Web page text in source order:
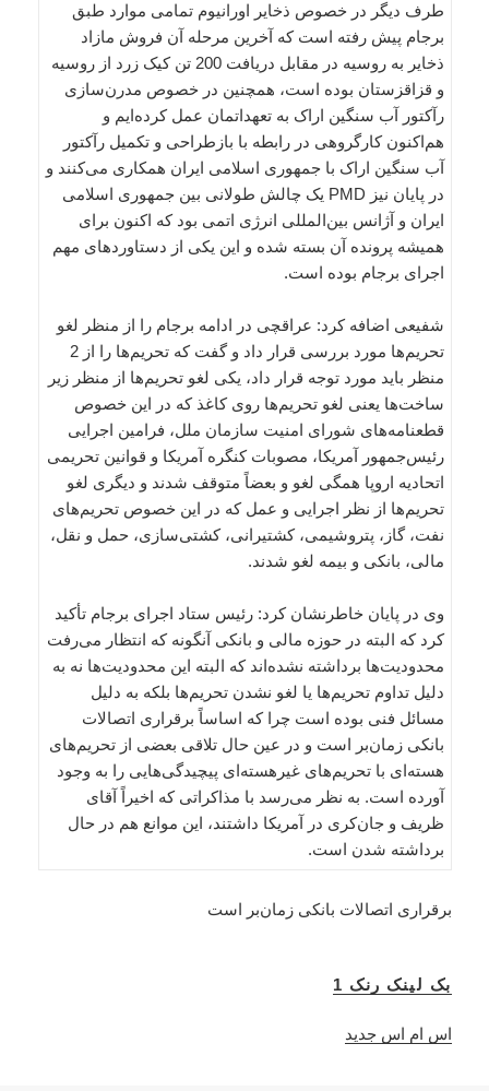
طرف دیگر در خصوص ذخایر اورانیوم تمامی موارد طبق
برجام پیش رفته است که آخرین مرحله آن فروش مازاد
ذخایر به روسیه در مقابل دریافت 200 تن کیک زرد از روسیه
و قزاقزستان بوده است، همچنین در خصوص مدرن‌سازی
رآکتور آب سنگین اراک به تعهداتمان عمل کرده‌ایم و
هم‌اکنون کارگروهی در رابطه با بازطراحی و تکمیل رآکتور
آب سنگین اراک با جمهوری اسلامی ایران همکاری می‌کنند و
در پایان نیز PMD یک چالش طولانی بین جمهوری اسلامی
ایران و آژانس بین‌المللی انرژی اتمی بود که اکنون برای
همیشه پرونده آن بسته شده و این یکی از دستاوردهای مهم
اجرای برجام بوده است.
شفیعی اضافه کرد: عراقچی در ادامه برجام را از منظر لغو
تحریم‌ها مورد بررسی قرار داد و گفت که تحریم‌ها را از 2
منظر باید مورد توجه قرار داد، یکی لغو تحریم‌ها از منظر زیر
ساخت‌ها یعنی لغو تحریم‌ها روی کاغذ که در این خصوص
قطعنامه‌های شورای امنیت سازمان ملل، فرامین اجرایی
رئیس‌جمهور آمریکا، مصوبات کنگره آمریکا و قوانین تحریمی
اتحادیه اروپا همگی لغو و بعضاً متوقف شدند و دیگری لغو
تحریم‌ها از نظر اجرایی و عمل که در این خصوص تحریم‌های
نفت، گاز، پتروشیمی، کشتیرانی، کشتی‌سازی، حمل و نقل،
مالی، بانکی و بیمه لغو شدند.
وی در پایان خاطرنشان کرد: رئیس ستاد اجرای برجام تأکید
کرد که البته در حوزه مالی و بانکی آنگونه که انتظار می‌رفت
محدودیت‌ها برداشته نشده‌اند که البته این محدودیت‌ها نه به
دلیل تداوم تحریم‌ها یا لغو نشدن تحریم‌ها بلکه به دلیل
مسائل فنی بوده است چرا که اساساً برقراری اتصالات
بانکی زمان‌بر است و در عین حال تلاقی بعضی از تحریم‌های
هسته‌ای با تحریم‌های غیرهسته‌ای پیچیدگی‌هایی را به وجود
آورده است. به نظر می‌رسد با مذاکراتی که اخیراً آقای
ظریف و جان‌کری در آمریکا داشتند، این موانع هم در حال
برداشته شدن است.
برقراری اتصالات بانکی زمان‌بر است
بک لینک رنک 1
اس ام اس جدید